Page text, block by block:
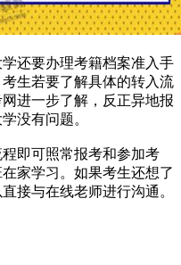
还要办理考籍档案准入手
生若要了解具体的转入流
网进一步了解，反正异地报
没有问题。
即可照常报考和参加考
家学习。如果考生还想了
接与在线老师进行沟通。